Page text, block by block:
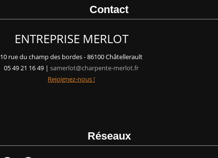
Contact
ENTREPRISE MERLOT
10 rue du champ des bordes - 86100 Châtellerault
05 49 21 16 49 | samerlot@charpente-merlot.fr
Rejoignez-nous !
Réseaux